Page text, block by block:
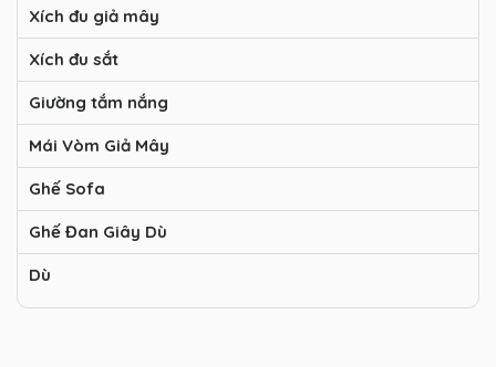
Xích đu giả mây
Xích đu sắt
Giường tắm nắng
Mái Vòm Giả Mây
Ghế Sofa
Ghế Đan Giây Dù
Dù